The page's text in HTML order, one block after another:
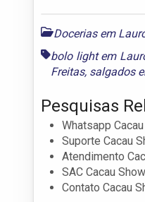
Docerias em
bolo light em
Freitas, salgados
Pesquisas
Whatsapp
Suporte Cacau
Atendimento
SAC Cacau
Contato Cacau